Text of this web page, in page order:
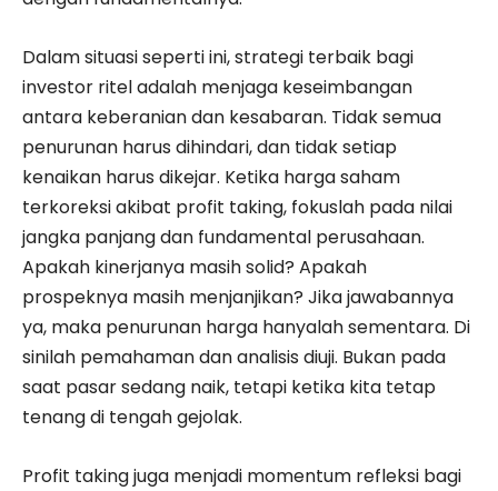
Dalam situasi seperti ini, strategi terbaik bagi
investor ritel adalah menjaga keseimbangan
antara keberanian dan kesabaran. Tidak semua
penurunan harus dihindari, dan tidak setiap
kenaikan harus dikejar. Ketika harga saham
terkoreksi akibat profit taking, fokuslah pada nilai
jangka panjang dan fundamental perusahaan.
Apakah kinerjanya masih solid? Apakah
prospeknya masih menjanjikan? Jika jawabannya
ya, maka penurunan harga hanyalah sementara. Di
sinilah pemahaman dan analisis diuji. Bukan pada
saat pasar sedang naik, tetapi ketika kita tetap
tenang di tengah gejolak.
Profit taking juga menjadi momentum refleksi bagi